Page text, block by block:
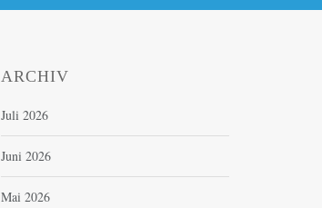
ARCHIV
Juli 2026
Juni 2026
Mai 2026